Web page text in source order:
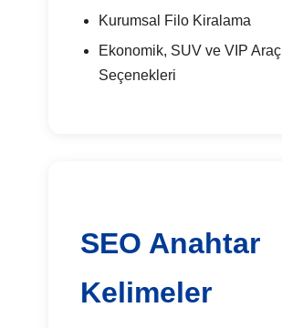
Kurumsal Filo Kiralama
Ekonomik, SUV ve VIP Araç
Seçenekleri
SEO Anahtar
Kelimeler